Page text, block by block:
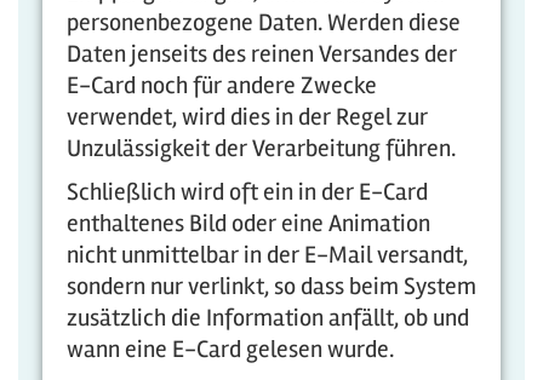
personenbezogene Daten. Werden diese
Daten jenseits des reinen Versandes der
E-Card noch für andere Zwecke
verwendet, wird dies in der Regel zur
Unzulässigkeit der Verarbeitung führen.
Schließlich wird oft ein in der E-Card
enthaltenes Bild oder eine Animation
nicht unmittelbar in der E-Mail versandt,
sondern nur verlinkt, so dass beim System
zusätzlich die Information anfällt, ob und
wann eine E-Card gelesen wurde.